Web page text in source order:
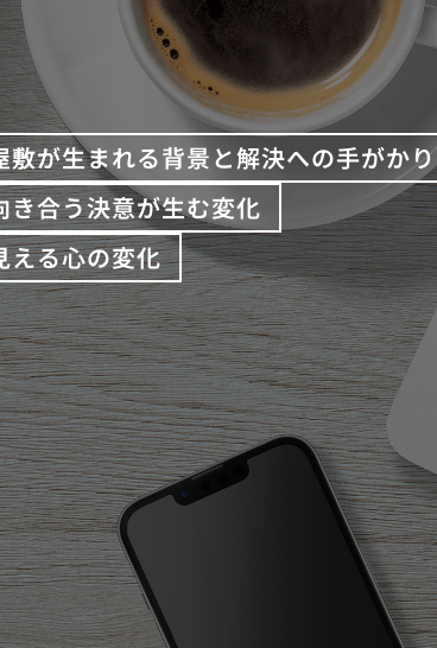
敷が生まれる背景と解決への手がかり
合う決意が生む変化
える心の変化